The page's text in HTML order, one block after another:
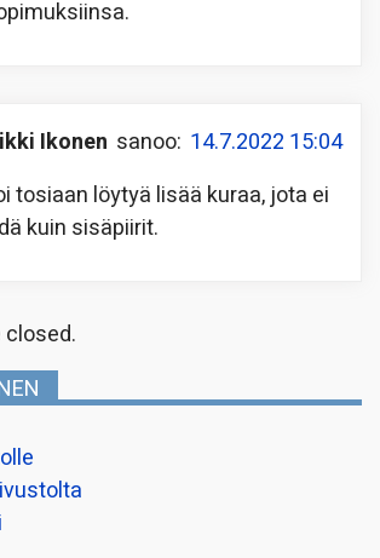
Ikonen sanoo: 14.7.2022 15:04
tosiaan löytyä lisää kuraa, jota ei
kuin sisäpiirit.